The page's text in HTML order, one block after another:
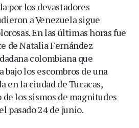
por los devastadores
a Venezuela sigue
En las últimas horas fue
de Natalia Fernández
colombiana que
bajo los escombros de una
en la ciudad de Tucacas,
de los sismos de magnitudes
pasado 24 de junio.